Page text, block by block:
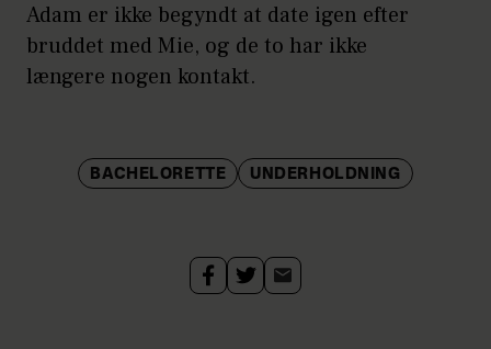
Adam er ikke begyndt at date igen efter
bruddet med Mie, og de to har ikke
længere nogen kontakt.
BACHELORETTE UNDERHOLDNING